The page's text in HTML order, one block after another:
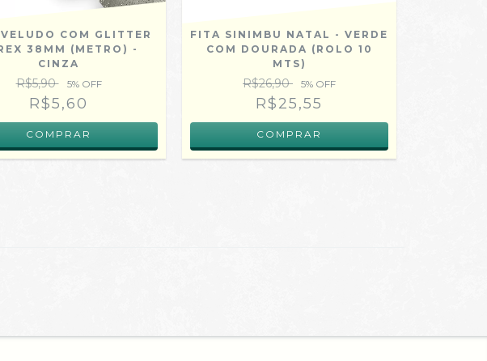
COM GLITTER
38MM (METRO) -
CINZA
R$5,90 5% OFF
R$5,60
FITA SINIMBU NATAL - VERDE
COM DOURADA (ROLO 10
MTS)
R$26,90 5% OFF
R$25,55
COMPRAR